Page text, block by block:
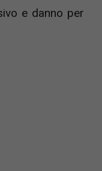
e danno per